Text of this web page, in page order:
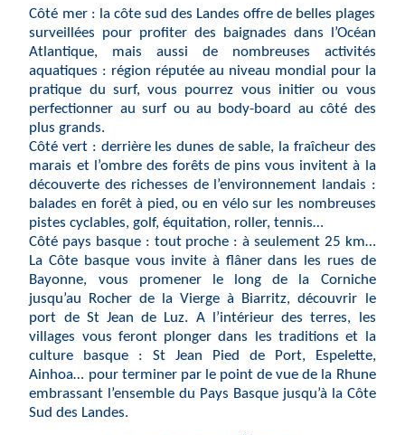
Côté mer : la côte sud des Landes offre de belles plages
surveillées pour profiter des baignades dans l’Océan
Atlantique, mais aussi de nombreuses activités
aquatiques : région réputée au niveau mondial pour la
pratique du surf, vous pourrez vous initier ou vous
perfectionner au surf ou au body-board au côté des
plus grands.
Côté vert : derrière les dunes de sable, la fraîcheur des
marais et l’ombre des forêts de pins vous invitent à la
découverte des richesses de l’environnement landais :
balades en forêt à pied, ou en vélo sur les nombreuses
pistes cyclables, golf, équitation, roller, tennis…
Côté pays basque : tout proche : à seulement 25 km…
La Côte basque vous invite à flâner dans les rues de
Bayonne, vous promener le long de la Corniche
jusqu’au Rocher de la Vierge à Biarritz, découvrir le
port de St Jean de Luz. A l’intérieur des terres, les
villages vous feront plonger dans les traditions et la
culture basque : St Jean Pied de Port, Espelette,
Ainhoa… pour terminer par le point de vue de la Rhune
embrassant l’ensemble du Pays Basque jusqu’à la Côte
Sud des Landes.